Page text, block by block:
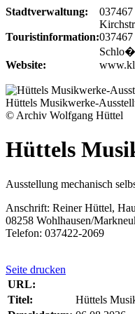
Stadtverwaltung:
Touristinformation:
Website:
Hüttels Musikwerke-
© Archiv Wolfgang Hüttel
Hüttels
Ausstellung mechanisch
Anschrift: Reiner Hüttel,
08258 Wohlhausen/
Telefon: 037422-2069
Seite drucken
URL:
Titel:
Hüttels